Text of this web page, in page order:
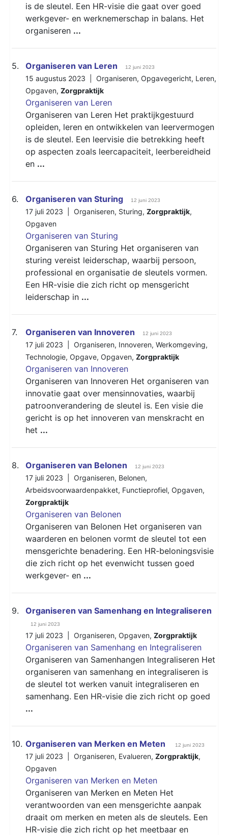
is de sleutel. Een HR-visie die gaat over goed
werkgever- en werknemerschap in balans. Het
organiseren ...
5. Organiseren van Leren 12 juni 2023
15 augustus 2023 | Organiseren, Opgavegericht, Leren,
Opgaven, Zorgpraktijk
Organiseren van Leren
Organiseren van Leren Het praktijkgestuurd
opleiden, leren en ontwikkelen van leervermogen
is de sleutel. Een leervisie die betrekking heeft
op aspecten zoals leercapaciteit, leerbereidheid
en ...
6. Organiseren van Sturing 12 juni 2023
17 juli 2023 | Organiseren, Sturing, Zorgpraktijk,
Opgaven
Organiseren van Sturing
Organiseren van Sturing Het organiseren van
sturing vereist leiderschap, waarbij persoon,
professional en organisatie de sleutels vormen.
Een HR-visie die zich richt op mensgericht
leiderschap in ...
7. Organiseren van Innoveren 12 juni 2023
17 juli 2023 | Organiseren, Innoveren, Werkomgeving,
Technologie, Opgave, Opgaven, Zorgpraktijk
Organiseren van Innoveren
Organiseren van Innoveren Het organiseren van
innovatie gaat over mensinnovaties, waarbij
patroonverandering de sleutel is. Een visie die
gericht is op het innoveren van menskracht en
het ...
8. Organiseren van Belonen 12 juni 2023
17 juli 2023 | Organiseren, Belonen,
Arbeidsvoorwaardenpakket, Functieprofiel, Opgaven,
Zorgpraktijk
Organiseren van Belonen
Organiseren van Belonen Het organiseren van
waarderen en belonen vormt de sleutel tot een
mensgerichte benadering. Een HR-beloningsvisie
die zich richt op het evenwicht tussen goed
werkgever- en ...
9. Organiseren van Samenhang en Integraliseren
12 juni 2023
17 juli 2023 | Organiseren, Opgaven, Zorgpraktijk
Organiseren van Samenhang en Integraliseren
Organiseren van Samenhangen Integraliseren Het
organiseren van samenhang en integraliseren is
de sleutel tot werken vanuit integraliseren en
samenhang. Een HR-visie die zich richt op goed
...
10. Organiseren van Merken en Meten 12 juni 2023
17 juli 2023 | Organiseren, Evalueren, Zorgpraktijk,
Opgaven
Organiseren van Merken en Meten
Organiseren van Merken en Meten Het
verantwoorden van een mensgerichte aanpak
draait om merken en meten als de sleutels. Een
HR-visie die zich richt op het meetbaar en